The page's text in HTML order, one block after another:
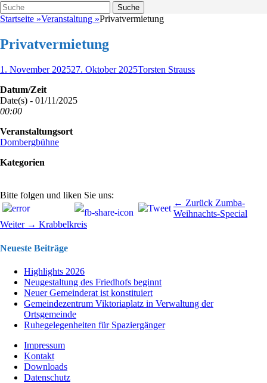
Suche
Suche
nach:
Startseite »Veranstaltung »Privatvermietung
Privatvermietung
Veröffentlicht
1. November 202527. Oktober 2025Autor
Torsten Strauss
Datum/Zeit
Date(s) - 01/11/2025
00:00
Veranstaltungsort
Dombergbühne
Kategorien
Bitte folgen und liken Sie uns:
Beitragsnavigation ← Zurück
Beitrag:
Zumba-
Weihnachts-Special
Weiter → Nächster
Krabbelkreis
Neueste Beiträge
Highlights 2026
Neugestaltung des Friedhofs beginnt
Neuer Gemeinderat ist konstituiert
Gemeindezentrum Viktoriaplatz in Verwaltung der
Ortsgemeinde
Ruhegelegenheiten für Spaziergänger
Impressum
Kontakt
Downloads
Datenschutz